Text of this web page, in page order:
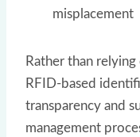
misplacement
Rather than
RFID-based
transparency and
management